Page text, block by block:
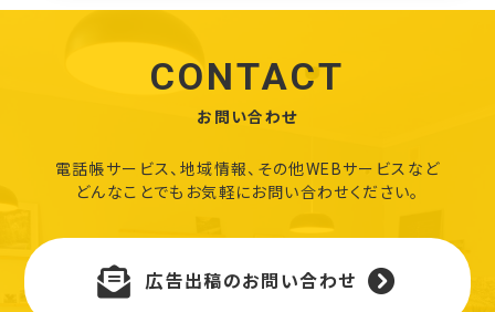
CONTACT
お問い合わせ
電話帳サービス、地域情報、その他WEBサービスなど
どんなことでもお気軽にお問い合わせください。
広告出稿のお問い合わせ